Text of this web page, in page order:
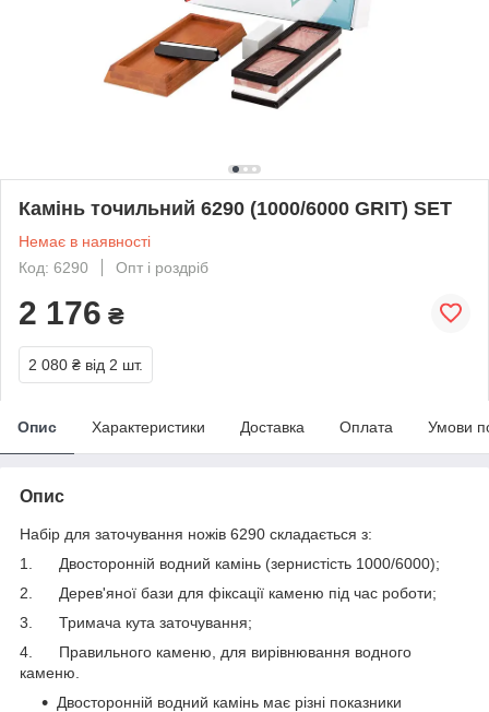
Камінь точильний 6290 (1000/6000 GRIT) SET
Немає в наявності
Код: 6290
Опт і роздріб
2 176 ₴
2 080 ₴ від 2 шт.
Опис Характеристики Доставка Оплата Умови
Опис
Набір для заточування ножів 6290 складається з:
1. Двосторонній водний камінь (зернистість 1000/6000);
2. Дерев'яної бази для фіксації каменю під час роботи;
3. Тримача кута заточування;
4. Правильного каменю, для вирівнювання водного
каменю.
Двосторонній водний камінь має різні показники